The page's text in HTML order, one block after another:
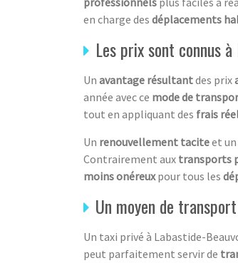
en charge des déplacements
Les prix sont connus
Un avantage résultantdes prix
année avec ce mode de
tout en appliquant des frais
Un renouvellement taciteet un
Contrairement aux transports
moins onéreuxpour tous les
Un moyen de
Un taxi privé à Labastide-
peut parfaitement servir de